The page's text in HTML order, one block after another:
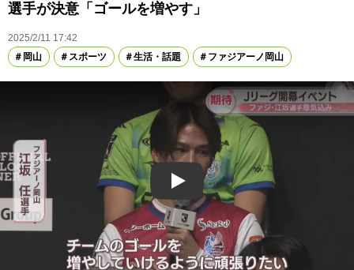
選手が決意「ゴールを増やす」
2025/2/11 17:42
岡山
スポーツ 生活・話題 ファジアーノ岡山
Play